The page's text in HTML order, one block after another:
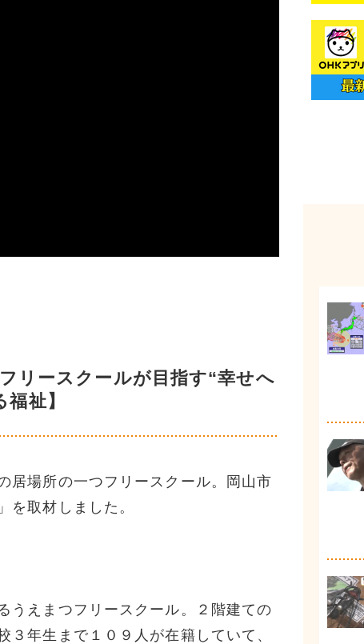
リースクールが目指す“幸せへ
祉】
居場所の一つフリースクール。岡山市
を取材しました。
うえまつフリースクール。２階建ての
年生まで１０９人が在籍していて、